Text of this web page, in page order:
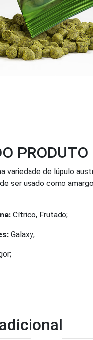
PRODUTO
variedade de lúpulo
ser usado como
Cítrico, Frutado;
Galaxy;